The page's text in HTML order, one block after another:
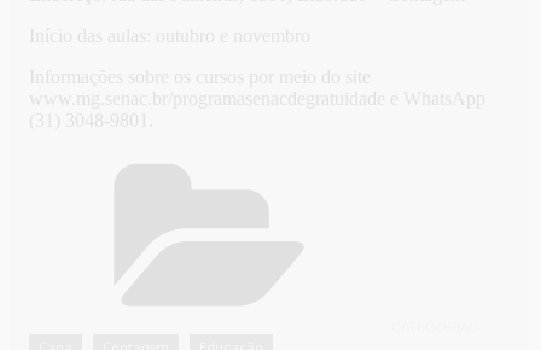
Início das aulas: outubro e novembro
Informações sobre os cursos por meio do site
www.mg.senac.br/programasenacdegratuidade e WhatsApp
(31) 3048-9801.